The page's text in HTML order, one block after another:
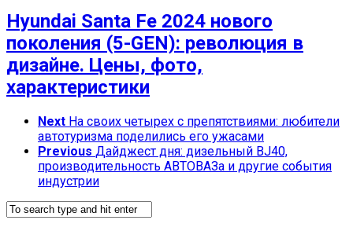
Hyundai Santa Fe 2024 нового
поколения (5-GEN): революция в
дизайне. Цены, фото,
характеристики
Next На своих четырех с препятствиями: любители
автотуризма поделились его ужасами
Previous Дайджест дня: дизельный BJ40,
производительность АВТОВАЗа и другие события
индустрии